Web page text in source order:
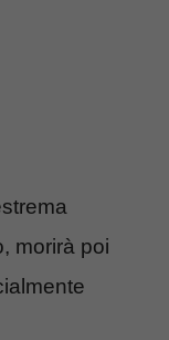
morirà poi